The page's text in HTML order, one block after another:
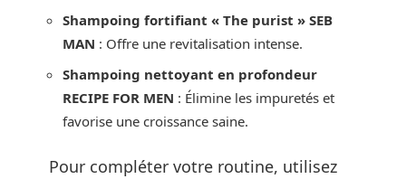
Shampoing fortifiant « The purist » SEB
MAN : Offre une revitalisation intense.
Shampoing nettoyant en profondeur
RECIPE FOR MEN : Élimine les impuretés et
favorise une croissance saine.
Pour compléter votre routine, utilisez